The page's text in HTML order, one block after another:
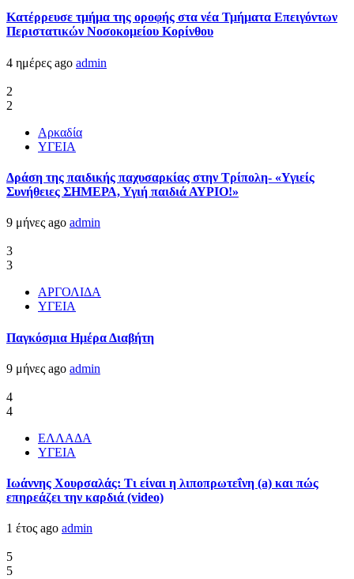
Kατέρρευσε τμήμα της οροφής στα νέα Τμήματα Επειγόντων
Περιστατικών Νοσοκομείου Κορίνθου
4 ημέρες ago admin
2
2
Αρκαδία
ΥΓΕΙΑ
Δράση της παιδικής παχυσαρκίας στην Τρίπολη- «Υγιείς
Συνήθειες ΣΗΜΕΡΑ, Υγιή παιδιά ΑΥΡΙΟ!»
9 μήνες ago admin
3
3
ΑΡΓΟΛΙΔΑ
ΥΓΕΙΑ
Παγκόσμια Ημέρα Διαβήτη
9 μήνες ago admin
4
4
ΕΛΛΑΔΑ
ΥΓΕΙΑ
Ιωάννης Χουρσαλάς: Τι είναι η λιποπρωτεΐνη (a) και πώς
επηρεάζει την καρδιά (video)
1 έτος ago admin
5
5